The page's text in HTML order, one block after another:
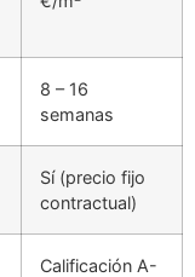
8 – 16
semanas
Sí (precio fijo
contractual)
Calificación A-